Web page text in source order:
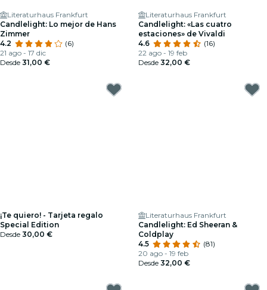
Literaturhaus Frankfurt
Candlelight: Lo mejor de Hans
Zimmer
4.2
(6)
21 ago - 17 dic
Desde 31,00 €
Literaturhaus Frankfurt
Candlelight: «Las cuatro
estaciones» de Vivaldi
4.6
(16)
22 ago - 19 feb
Desde 32,00 €
¡Te quiero! - Tarjeta regalo
Special Edition
Desde 30,00 €
Literaturhaus Frankfurt
Candlelight: Ed Sheeran &
Coldplay
4.5
(81)
20 ago - 19 feb
Desde 32,00 €